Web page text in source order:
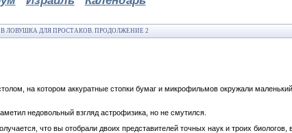
ЛОВУШКА ДЛЯ ПРОСТАКОВ. ПРОДОЛЖЕНИЕ 2
на котором аккуратные стопки бумаг и микрофильмов окружали маленький
недовольный взгляд астрофизика, но не смутился.
что вы отобрали двоих представителей точных наук и троих биологов,